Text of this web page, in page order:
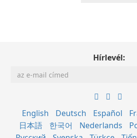
Hírlevél:
English Deutsch Español
日本語
한국어 Nederlands